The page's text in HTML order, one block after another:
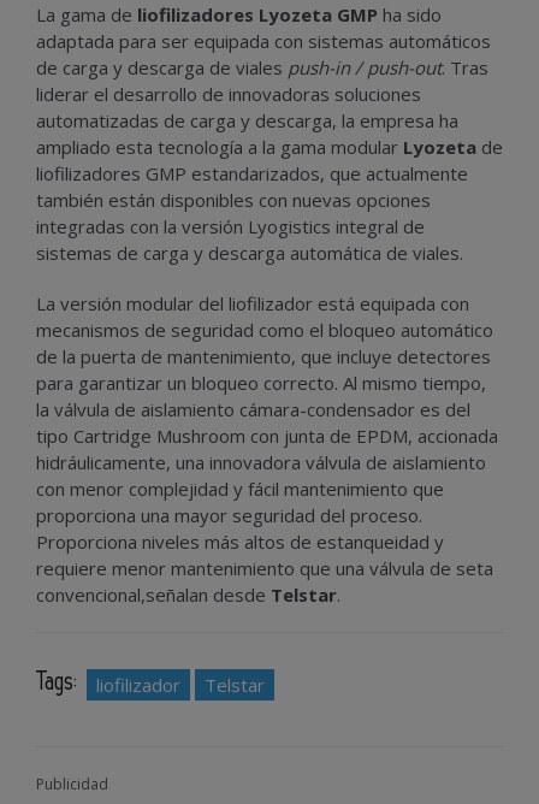
La gama de liofilizadores Lyozeta GMP ha sido
adaptada para ser equipada con sistemas automáticos
de carga y descarga de viales push-in / push-out. Tras
liderar el desarrollo de innovadoras soluciones
automatizadas de carga y descarga, la empresa ha
ampliado esta tecnología a la gama modular Lyozeta de
liofilizadores GMP estandarizados, que actualmente
también están disponibles con nuevas opciones
integradas con la versión Lyogistics integral de
sistemas de carga y descarga automática de viales.
La versión modular del liofilizador está equipada con
mecanismos de seguridad como el bloqueo automático
de la puerta de mantenimiento, que incluye detectores
para garantizar un bloqueo correcto. Al mismo tiempo,
la válvula de aislamiento cámara-condensador es del
tipo Cartridge Mushroom con junta de EPDM, accionada
hidráulicamente, una innovadora válvula de aislamiento
con menor complejidad y fácil mantenimiento que
proporciona una mayor seguridad del proceso.
Proporciona niveles más altos de estanqueidad y
requiere menor mantenimiento que una válvula de seta
convencional,señalan desde Telstar.
Tags: liofilizador Telstar
Publicidad